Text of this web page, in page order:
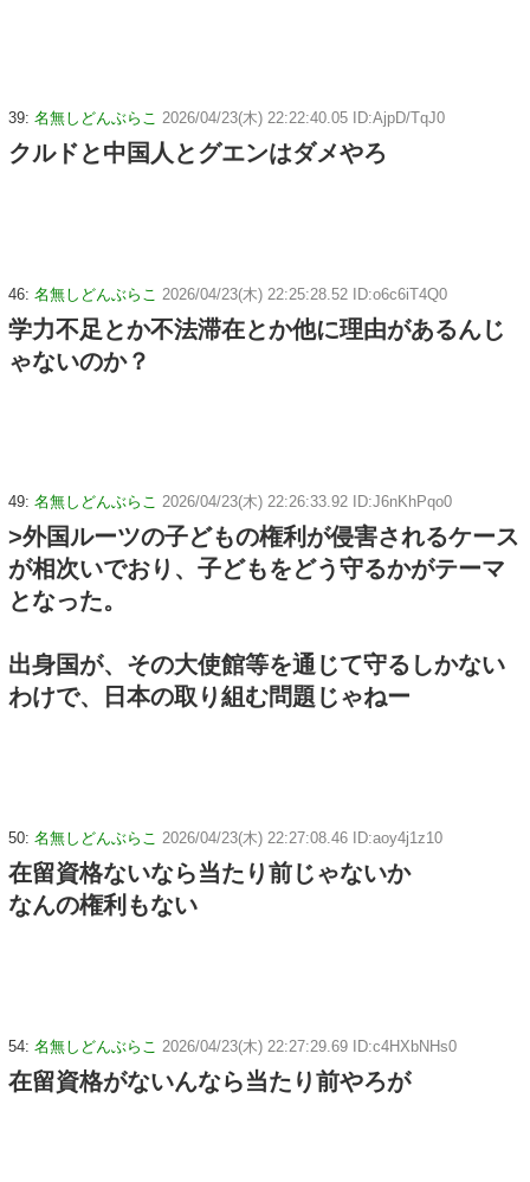
39: 名無しどんぶらこ 2026/04/23(木) 22:22:40.05 ID:AjpD/TqJ0
クルドと中国人とグエンはダメやろ
46: 名無しどんぶらこ 2026/04/23(木) 22:25:28.52 ID:o6c6iT4Q0
学力不足とか不法滞在とか他に理由があるんじ
ゃないのか？
49: 名無しどんぶらこ 2026/04/23(木) 22:26:33.92 ID:J6nKhPqo0
>外国ルーツの子どもの権利が侵害されるケース
が相次いでおり、子どもをどう守るかがテーマ
となった。
出身国が、その大使館等を通じて守るしかない
わけで、日本の取り組む問題じゃねー
50: 名無しどんぶらこ 2026/04/23(木) 22:27:08.46 ID:aoy4j1z10
在留資格ないなら当たり前じゃないか
なんの権利もない
54: 名無しどんぶらこ 2026/04/23(木) 22:27:29.69 ID:c4HXbNHs0
在留資格がないんなら当たり前やろが